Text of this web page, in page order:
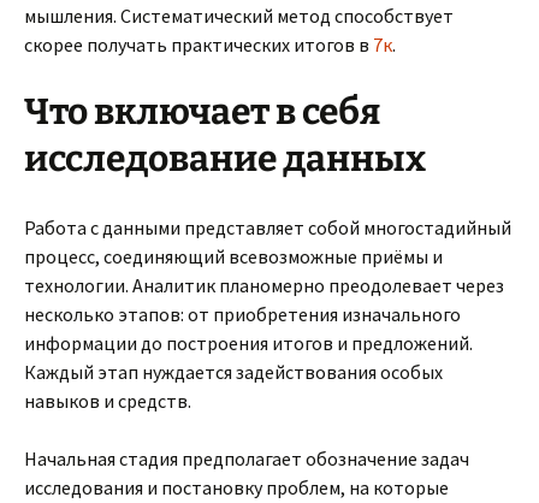
мышления. Систематический метод способствует
скорее получать практических итогов в 7к.
Что включает в себя
исследование данных
Работа с данными представляет собой многостадийный
процесс, соединяющий всевозможные приёмы и
технологии. Аналитик планомерно преодолевает через
несколько этапов: от приобретения изначального
информации до построения итогов и предложений.
Каждый этап нуждается задействования особых
навыков и средств.
Начальная стадия предполагает обозначение задач
исследования и постановку проблем, на которые